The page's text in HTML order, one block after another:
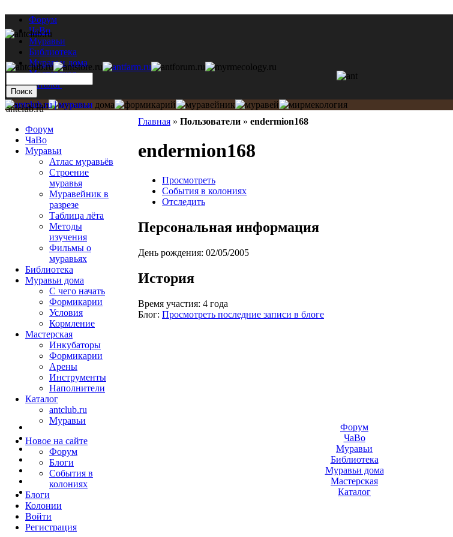
Форум
ЧаВо
Муравьи
Библиотека
Муравьи дома
Мастерская
Каталог
Главная » Пользователи » endermion168
endermion168
Просмотреть
События в колониях
Отследить
Персональная информация
День рождения: 02/05/2005
История
Время участия: 4 года
Блог: Просмотреть последние записи в блоге
antclub.ru
Форум
ЧаВо
Муравьи
Атлас муравьёв
Строение
муравья
Муравейник в
разрезе
Таблица лёта
Методы
изучения
Фильмы о
муравьях
Библиотека
Муравьи дома
С чего начать
Формикарии
Условия
Кормление
Мастерская
Инкубаторы
Формикарии
Арены
Инструменты
Наполнители
Каталог
antclub.ru
Муравьи
Новое на сайте
Форум
Блоги
События в
колониях
Блоги
Колонии
Войти
Peгиcтpaция
Форум
ЧаВо
Муравьи
Библиотека
Муравьи дома
Мастерская
Каталог